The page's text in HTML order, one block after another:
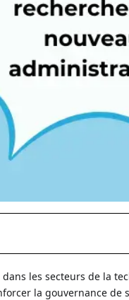
les secteurs de la
la gouvernance